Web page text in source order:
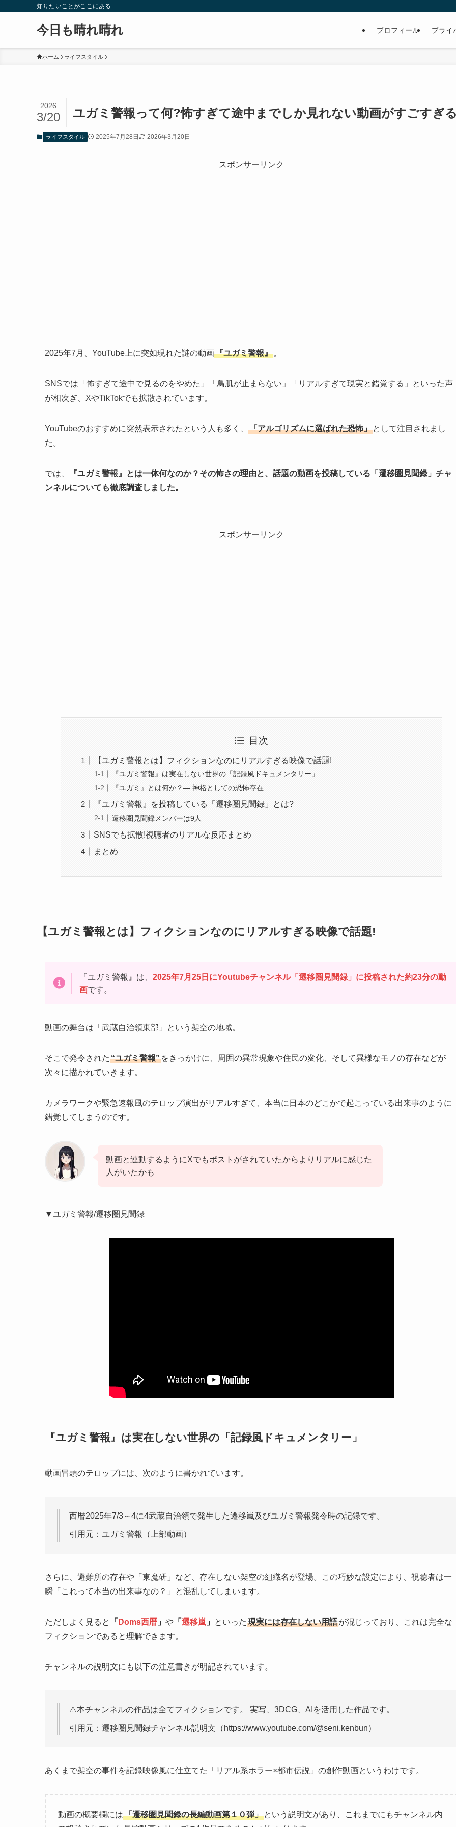
知りたいことがここにある
今日も晴れ晴れ プロフィール プライ
ホーム ライフスタイル
ユガミ警報って何?怖すぎて途中までしか見れない動画がすごすぎ
2026
3/20
ライフスタイル 2025年7月28日 2026年3月20日
スポンサーリンク
2025年7月、YouTube上に突如現れた謎の動画『ユガミ警報』 。
SNSでは「怖すぎて途中で見るのをやめた」「鳥肌が止まらない」「リアルすぎて現実と錯覚する」といった声
が相次ぎ、XやTikTokでも拡散されています。
YouTubeのおすすめに突然表示されたという人も多く、 「アルゴリズムに選ばれた恐怖」 として注目されまし
た。
では、
『ユガミ警報』とは一体何なのか？その怖さの理由と、話題の動画を投稿している「遷移圏見聞録」チャ
ンネルについても徹底調査しました。
スポンサーリンク
目次
【ユガミ警報とは】フィクションなのにリアルすぎる映像で話題!
『ユガミ警報』は実在しない世界の「記録風ドキュメンタリー」
『ユガミ』とは何か？— 神格としての恐怖存在
『ユガミ警報』を投稿している「遷移圏見聞録」とは?
遷移圏見聞録メンバーは9人
SNSでも拡散!視聴者のリアルな反応まとめ
まとめ
【ユガミ警報とは】フィクションなのにリアルすぎる映像で話題!
『ユガミ警報』は、 2025年7月25日にYoutubeチャンネル「遷移圏見聞録」に投稿された約23分の動
画です。
動画の舞台は「武蔵自治領東部」という架空の地域。
そこで発令された “ユガミ警報” をきっかけに、周囲の異常現象や住民の変化、そして異様なモノの存在などが
次々に描かれていきます。
カメラワークや緊急速報風のテロップ演出がリアルすぎて、本当に日本のどこかで起こっている出来事のように
錯覚してしまうのです。
動画と連動するようにXでもポストがされていたからよりリアルに感じた
人がいたかも
▼ユガミ警報/遷移圏見聞録
『ユガミ警報』は実在しない世界の「記録風ドキュメンタリー」
動画冒頭のテロップには、次のように書かれています。
西暦2025年7/3～4に4武蔵自治領で発生した遷移嵐及びユガミ警報発令時の記録です。
引用元：ユガミ警報（上部動画）
さらに、避難所の存在や「東魔研」など、存在しない架空の組織名が登場。この巧妙な設定により、視聴者は一
瞬「これって本当の出来事なの？」と混乱してしまいます。
ただしよく見ると 「 Doms西暦 」 や 「 遷移嵐 」 といった 現実には存在しない用語が混じっており、これは完全な
フィクションであると理解できます。
チャンネルの説明文にも以下の注意書きが明記されています。
⚠️本チャンネルの作品は全てフィクションです。 実写、3DCG、AIを活用した作品です。
引用元：遷移圏見聞録チャンネル説明文（https://www.youtube.com/@seni.kenbun）
あくまで架空の事件を記録映像風に仕立てた「リアル系ホラー×都市伝説」の創作動画というわけです。
動画の概要欄には「遷移圏見聞録の長編動画第１０弾」 という説明文があり、これまでにもチャンネル内